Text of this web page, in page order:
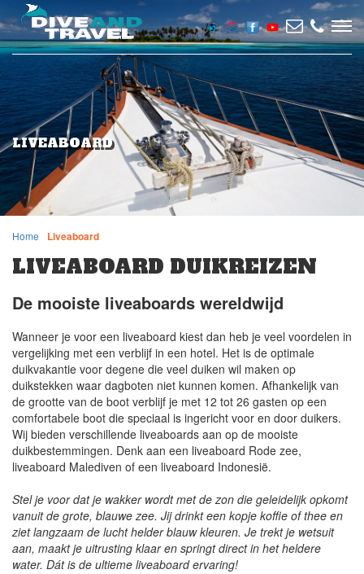
LIVEABOARD
Home Liveaboard
LIVEABOARD DUIKREIZEN
De mooiste liveaboards wereldwijd
Wanneer je voor een liveaboard kiest dan heb je veel voordelen in
vergelijking met een verblijf in een hotel. Het is de optimale
duikvakantie voor degene die veel duiken wil maken op
duikstekken waar dagboten niet kunnen komen. Afhankelijk van
de grootte van de boot verblijf je met 12 tot 26 gasten op een
comfortabele boot die speciaal is ingericht voor en door duikers.
Wij bieden verschillende liveaboards aan op de mooiste
duikbestemmingen. Denk aan een liveaboard Rode zee,
liveaboard Malediven of een liveaboard Indonesië.
Stel je voor dat je wakker wordt met de zon die geleidelijk opkomt
vanuit de grote, blauwe zee. Jij drinkt een kopje koffie of thee en
ziet langzaam de lucht helder blauw kleuren. Je trekt je wetsuit
aan, maakt je uitrusting klaar en springt direct in het heldere
water. Dát is de ultieme liveaboard ervaring!